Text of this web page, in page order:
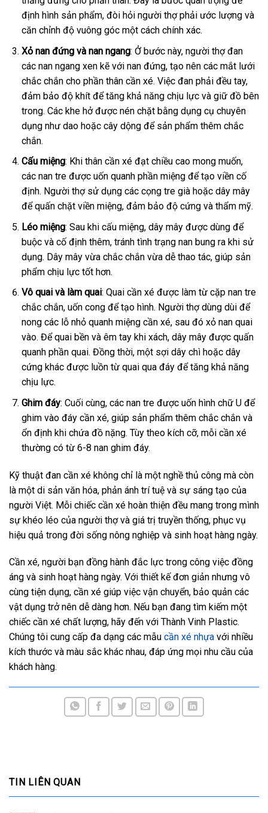
định hình sản phẩm, đòi hỏi người thợ phải ước lượng và
căn chỉnh độ vuông góc một cách chính xác.
Xỏ nan đứng và nan ngang: Ở bước này, người thợ đan
các nan ngang xen kẽ với nan đứng, tạo nên các mắt lưới
chắc chắn cho phần thân cần xé. Việc đan phải đều tay,
đảm bảo độ khít để tăng khả năng chịu lực và giữ đồ bên
trong. Các khe hở được nén chặt bằng dụng cụ chuyên
dụng như dao hoặc cây dộng để sản phẩm thêm chắc
chắn.
Cấu miệng: Khi thân cần xé đạt chiều cao mong muốn,
các nan tre được uốn quanh phần miệng để tạo viền cố
định. Người thợ sử dụng các cọng tre già hoặc dây mây
để quấn chặt viền miệng, đảm bảo độ cứng và thẩm mỹ.
Léo miệng: Sau khi cấu miệng, dây mây được dùng để
buộc và cố định thêm, tránh tình trạng nan bung ra khi sử
dụng. Dây mây vừa chắc chắn vừa dễ thao tác, giúp sản
phẩm chịu lực tốt hơn.
Vô quai và làm quai: Quai cần xé được làm từ cặp nan tre
chắc chắn, uốn cong để tạo hình. Người thợ dùng dùi để
nong các lỗ nhỏ quanh miệng cần xé, sau đó xỏ nan quai
vào. Để quai bền và êm tay khi xách, dây mây được quấn
quanh phần quai. Đồng thời, một sợi dây chì hoặc dây
cứng khác được luồn từ quai qua đáy để tăng khả năng
chịu lực.
Ghim đáy: Cuối cùng, các nan tre được uốn hình chữ U để
ghim vào đáy cần xé, giúp sản phẩm thêm chắc chắn và
ổn định khi chứa đồ nặng. Tùy theo kích cỡ, mỗi cần xé
thường có từ 6-8 nan ghim đáy.
Kỹ thuật đan cần xé không chỉ là một nghề thủ công mà còn
là một di sản văn hóa, phản ánh trí tuệ và sự sáng tạo của
người Việt. Mỗi chiếc cần xé hoàn thiện đều mang trong mình
sự khéo léo của người thợ và giá trị truyền thống, phục vụ
hiệu quả trong đời sống nông nghiệp và sinh hoạt hàng ngày.
Cần xé, người bạn đồng hành đắc lực trong công việc đồng
áng và sinh hoạt hàng ngày. Với thiết kế đơn giản nhưng vô
cùng tiện dụng, cần xé giúp việc vận chuyển, bảo quản các
vật dụng trở nên dễ dàng hơn. Nếu bạn đang tìm kiếm một
chiếc cần xé chất lượng, hãy đến với Thành Vinh Plastic.
Chúng tôi cung cấp đa dạng các mẫu cần xé nhựa với nhiều
kích thước và màu sắc khác nhau, đáp ứng mọi nhu cầu của
khách hàng.
TIN LIÊN QUAN